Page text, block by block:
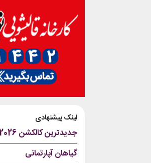
لینک پیشنهادی
جدیدترین کالکشن 2026 دستبند نقره پاندورا
گیاهان آپارتمانی